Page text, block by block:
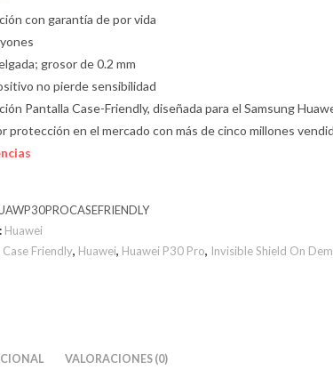
con garantía de por vida
grosor de 0.2 mm
no pierde sensibilidad
Pantalla Case-Friendly, diseñada para el Samsung
protección en el mercado con más de cinco millones
Huawei
Case Friendly, Huawei, Huawei P30 Pro, Invisible Shield On
VALORACIONES (0)